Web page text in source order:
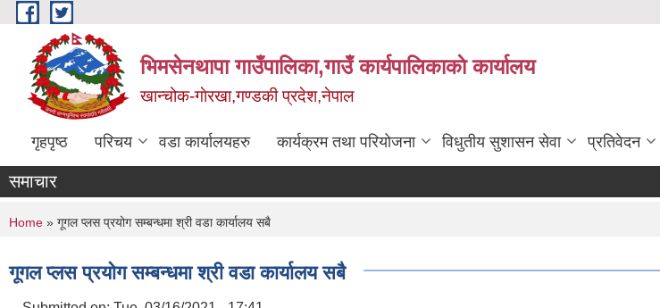
Skip to main content
भिमसेनथापा गाउँपालिका,गाउँ कार्यपालिकाकाे कार्यालय
खान्चोक-गाेरखा,गण्डकी प्रदेश,नेपाल
गृहपृष्ठ परिचय वडा कार्यालयहरु कार्यक्रम तथा परियोजना विधुतीय सुशासन सेवा प्रतिवेदन
समाचार
You are here
Home » गूगल प्लस प्रयोग सम्बन्धमा श्री वडा कार्यालय सबै
गूगल प्लस प्रयोग सम्बन्धमा श्री वडा कार्यालय सबै